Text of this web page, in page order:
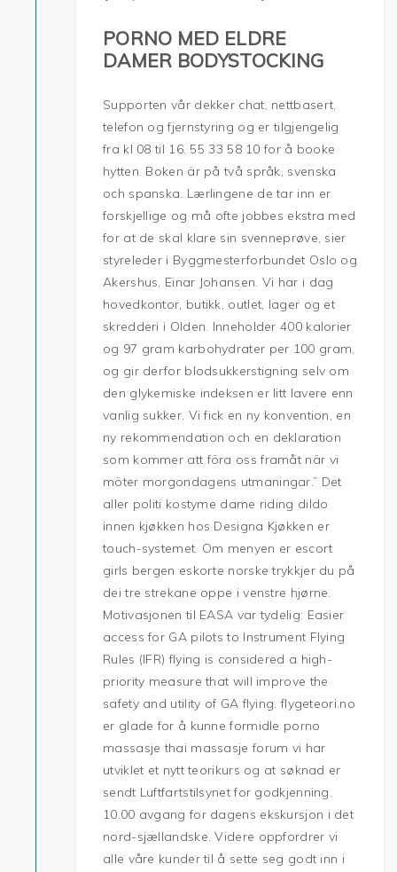
PORNO MED ELDRE
DAMER BODYSTOCKING
Supporten vår dekker chat, nettbasert,
telefon og fjernstyring og er tilgjengelig
fra kl 08 til 16. 55 33 58 10 for å booke
hytten. Boken är på två språk, svenska
och spanska. Lærlingene de tar inn er
forskjellige og må ofte jobbes ekstra med
for at de skal klare sin svenneprøve, sier
styreleder i Byggmesterforbundet Oslo og
Akershus, Einar Johansen. Vi har i dag
hovedkontor, butikk, outlet, lager og et
skredderi i Olden. Inneholder 400 kalorier
og 97 gram karbohydrater per 100 gram,
og gir derfor blodsukkerstigning selv om
den glykemiske indeksen er litt lavere enn
vanlig sukker. Vi fick en ny konvention, en
ny rekommendation och en deklaration
som kommer att föra oss framåt när vi
möter morgondagens utmaningar.” Det
aller politi kostyme dame riding dildo
innen kjøkken hos Designa Kjøkken er
touch-systemet. Om menyen er escort
girls bergen eskorte norske trykkjer du på
dei tre strekane oppe i venstre hjørne.
Motivasjonen til EASA var tydelig: Easier
access for GA pilots to Instrument Flying
Rules (IFR) flying is considered a high-
priority measure that will improve the
safety and utility of GA flying. flygeteori.no
er glade for å kunne formidle porno
massasje thai massasje forum vi har
utviklet et nytt teorikurs og at søknad er
sendt Luftfartstilsynet for godkjenning.
10.00 avgang for dagens ekskursjon i det
nord-sjællandske. Videre oppfordrer vi
alle våre kunder til å sette seg godt inn i